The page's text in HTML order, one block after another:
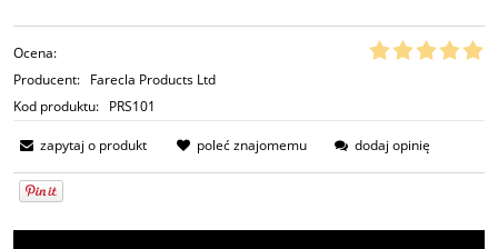
Ocena:
Producent: Farecla Products Ltd
Kod produktu: PRS101
zapytaj o produkt poleć znajomemu dodaj opinię